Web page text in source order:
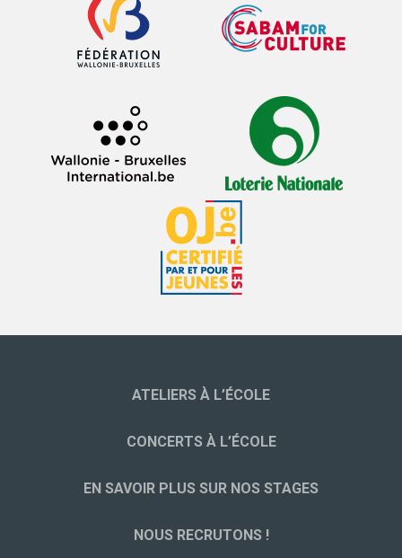
ATELIERS À L’ÉCOLE
CONCERTS À L’ÉCOLE
EN SAVOIR PLUS SUR NOS STAGES
NOUS RECRUTONS !